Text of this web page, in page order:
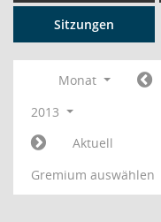
Sitzungen
Monat
2013
Aktuell
Gremium auswählen